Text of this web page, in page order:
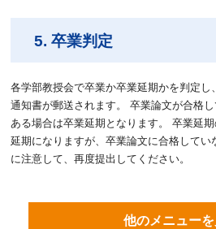
5. 卒業判定
各学部教授会で卒業か卒業延期かを判定し
通知書が郵送されます。 卒業論文が合格
ある場合は卒業延期となります。 卒業延
延期になりますが、卒業論文に合格して
に注意して、再度提出してください。
他のメニュー